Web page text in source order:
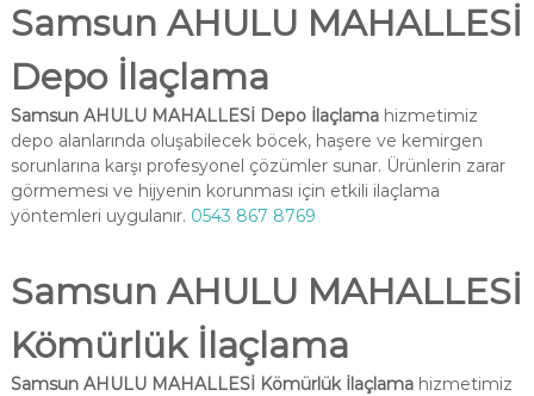
Samsun AHULU MAHALLESİ
Depo İlaçlama
Samsun AHULU MAHALLESİ Depo İlaçlamahizmetimiz
depo alanlarında oluşabilecek böcek, haşere ve kemirgen
sorunlarına karşı profesyonel çözümler sunar. Ürünlerin zarar
görmemesi ve hijyenin korunması için etkili ilaçlama
yöntemleri uygulanır. 0543 867 8769
Samsun AHULU MAHALLESİ
Kömürlük İlaçlama
Samsun AHULU MAHALLESİ Kömürlük İlaçlamahizmetimiz